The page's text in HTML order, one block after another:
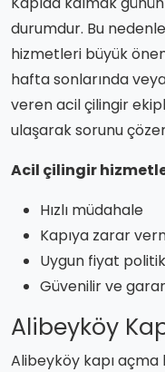
durumdur. Bu nedenle
hizmetleri büyük
hafta sonlarında
veren acil çilingir
ulaşarak sorunu
Acil çilingir
Hızlı müdahale
Kapıya zarar
Uygun fiyat
Güvenilir ve
Alibeyköy
Alibeyköy kapı açma